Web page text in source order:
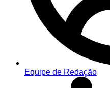
Equipe de Redação